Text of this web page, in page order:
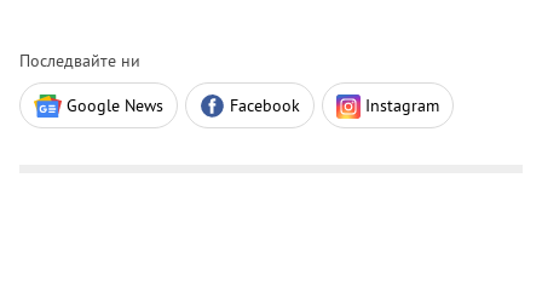
Последвайте ни
Google News Facebook Instagram